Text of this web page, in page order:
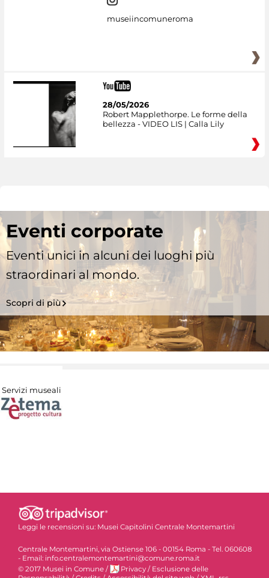
museiincomuneroma
28/05/2026
Robert Mapplethorpe. Le forme della
bellezza - VIDEO LIS | Calla Lily
Eventi corporate
Eventi unici in alcuni dei luoghi più
straordinari al mondo.
Scopri di più
Servizi museali
Leggi le recensioni su: Musei Capitolini Centrale Montemartini
Centrale Montemartini, via Ostiense 106 - 00154 Roma - Tel. 060608
- Email: info.centralemontemartini@comune.roma.it
© 2017 Musei in Comune / Privacy / Esclusione delle